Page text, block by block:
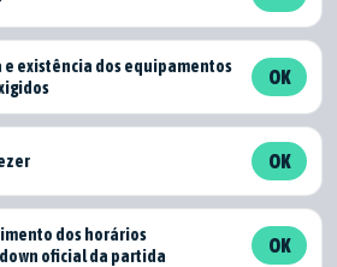
e existência dos equipamentos
OK
OK
dos horários
oficial da partida
OK